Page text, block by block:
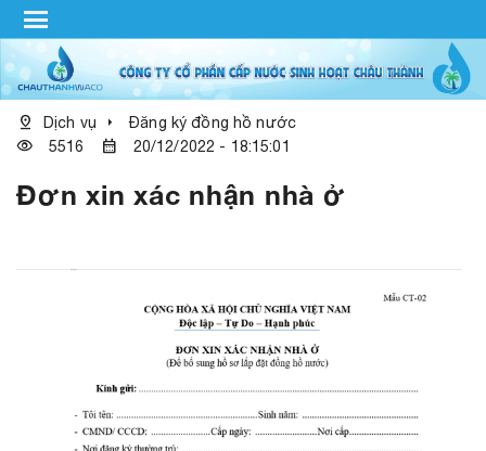
menu
pin_drop Dịch vụ arrow_right Đăng ký đồng hồ nước
calendar_month 20/12/2022 - 18:15:01
visibility 5516
Đơn xin xác nhận nhà ở